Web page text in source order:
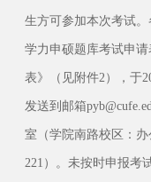
生方可参加本次考试
学力申硕题库考试申
表》（见附件2），于
发送到邮箱
室（学院南路校区：
221）。未按时申报考